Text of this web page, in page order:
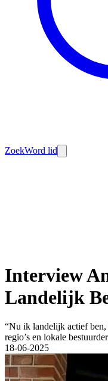
ZoekWord lid
Interview
Landelijk
“Nu ik landelijk actief
regio’s en lokale
18-06-2025